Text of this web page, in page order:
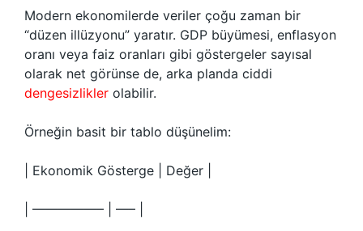
Modern ekonomilerde veriler çoğu zaman bir
“düzen illüzyonu” yaratır. GDP büyümesi, enflasyon
oranı veya faiz oranları gibi göstergeler sayısal
olarak net görünse de, arka planda ciddi
dengesizlikler olabilir.
Örneğin basit bir tablo düşünelim:
| Ekonomik Gösterge | Değer |
| —————– | —– |